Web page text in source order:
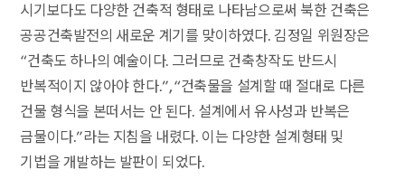
시기보다도 다양한 건축적 형태로 나타남으로써 북한 건축은
공공건축발전의 새로운 계기를 맞이하였다. 김정일 위원장은
“건축도 하나의 예술이다. 그러므로 건축창작도 반드시
반복적이지 않아야 한다.”, “건축물을 설계할 때 절대로 다른
건물 형식을 본떠서는 안 된다. 설계에서 유사성과 반복은
금물이다.”라는 지침을 내렸다. 이는 다양한 설계형태 및
기법을 개발하는 발판이 되었다.